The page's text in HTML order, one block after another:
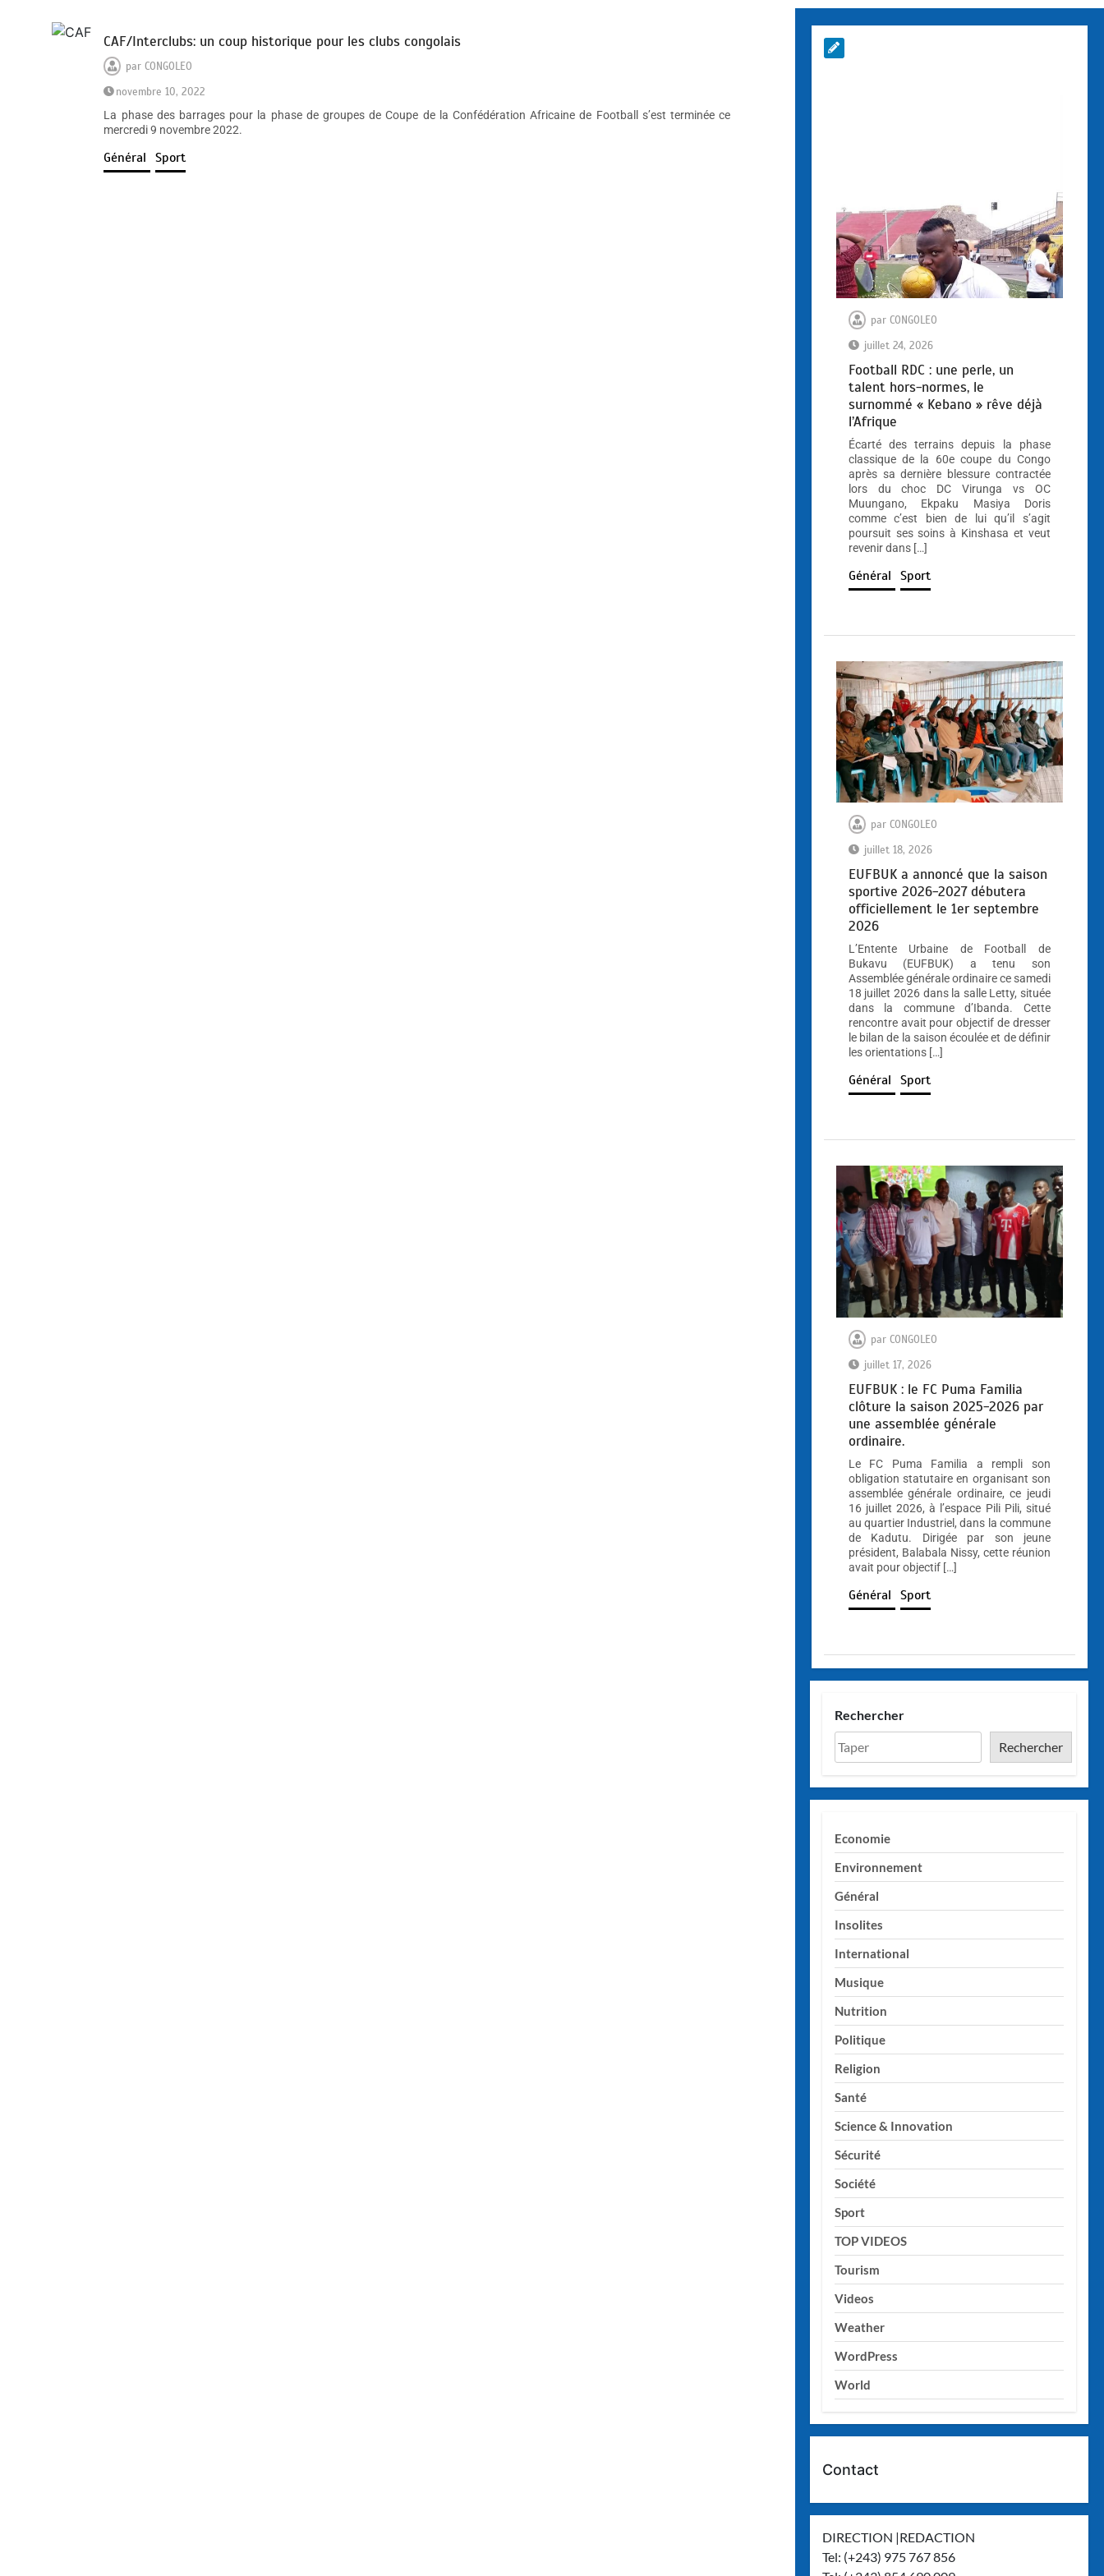
CAF/Interclubs: un coup historique pour les clubs congolais
parCONGOLEO
novembre 10, 2022
La phase des barrages pour la phase de groupes de Coupe de la Confédération Africaine de Football s’est terminée ce
mercredi 9 novembre 2022.
Général Sport
par CONGOLEO
juillet 24, 2026
Football RDC : une perle, un
talent hors-normes, le
surnommé « Kebano » rêve déjà
l’Afrique
Écarté des terrains depuis la phase
classique de la 60e coupe du Congo
après sa dernière blessure contractée
lors du choc DC Virunga vs OC
Muungano, Ekpaku Masiya Doris
comme c’est bien de lui qu’il s’agit
poursuit ses soins à Kinshasa et veut
revenir dans […]
Général Sport
par CONGOLEO
juillet 18, 2026
EUFBUK a annoncé que la saison
sportive 2026-2027 débutera
officiellement le 1er septembre
2026
L’Entente Urbaine de Football de
Bukavu (EUFBUK) a tenu son
Assemblée générale ordinaire ce samedi
18 juillet 2026 dans la salle Letty, située
dans la commune d’Ibanda. Cette
rencontre avait pour objectif de dresser
le bilan de la saison écoulée et de définir
les orientations […]
Général Sport
par CONGOLEO
juillet 17, 2026
EUFBUK : le FC Puma Familia
clôture la saison 2025-2026 par
une assemblée générale
ordinaire.
Le FC Puma Familia a rempli son
obligation statutaire en organisant son
assemblée générale ordinaire, ce jeudi
16 juillet 2026, à l’espace Pili Pili, situé
au quartier Industriel, dans la commune
de Kadutu. Dirigée par son jeune
président, Balabala Nissy, cette réunion
avait pour objectif […]
Général Sport
Rechercher
Rechercher
Economie
Environnement
Général
Insolites
International
Musique
Nutrition
Politique
Religion
Santé
Science & Innovation
Sécurité
Société
Sport
TOP VIDEOS
Tourism
Videos
Weather
WordPress
World
Contact
DIRECTION |REDACTION
Tel: (+243) 975 767 856